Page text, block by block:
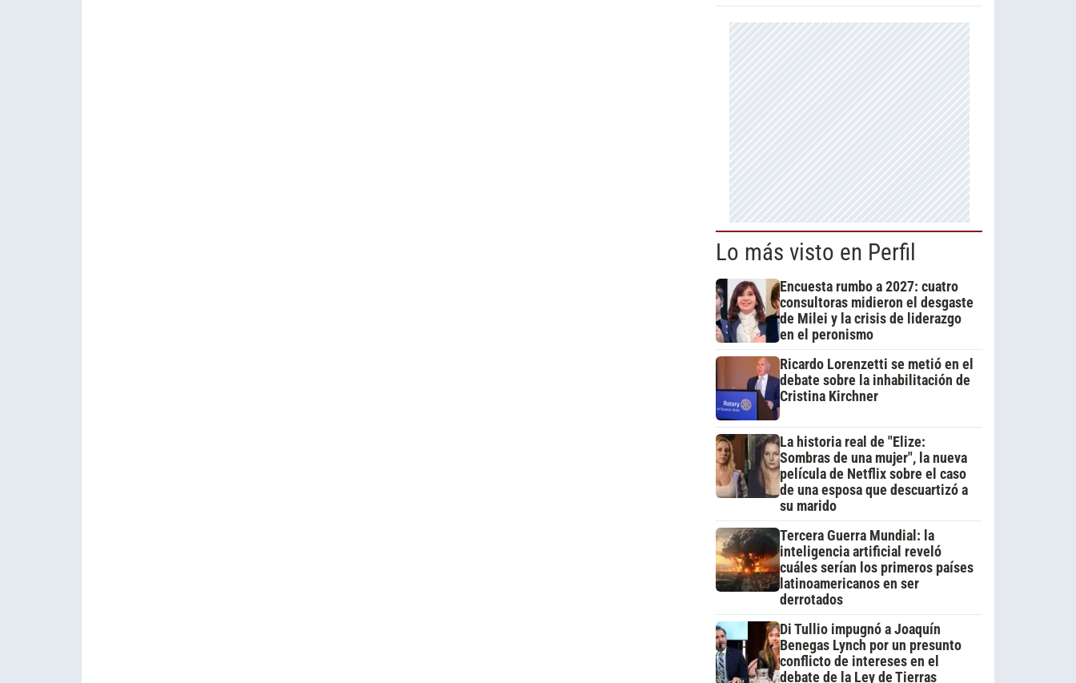
Lo más visto en Perfil
Encuesta rumbo a 2027: cuatro
consultoras midieron el desgaste
de Milei y la crisis de liderazgo
en el peronismo
Ricardo Lorenzetti se metió en el
debate sobre la inhabilitación de
Cristina Kirchner
La historia real de "Elize:
Sombras de una mujer", la nueva
película de Netflix sobre el caso
de una esposa que descuartizó a
su marido
Tercera Guerra Mundial: la
inteligencia artificial reveló
cuáles serían los primeros países
latinoamericanos en ser
derrotados
Di Tullio impugnó a Joaquín
Benegas Lynch por un presunto
conflicto de intereses en el
debate de la Ley de Tierras